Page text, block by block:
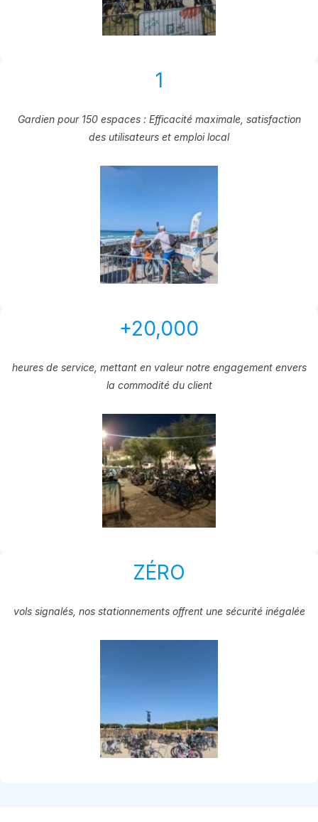
1
Gardien pour 150 espaces : Efficacité maximale, satisfaction
des utilisateurs et emploi local
+20,000
heures de service, mettant en valeur notre engagement envers
la commodité du client
ZÉRO
vols signalés, nos stationnements offrent une sécurité inégalée